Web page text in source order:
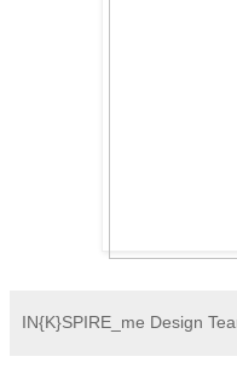
IN{K}SPIRE_me Design